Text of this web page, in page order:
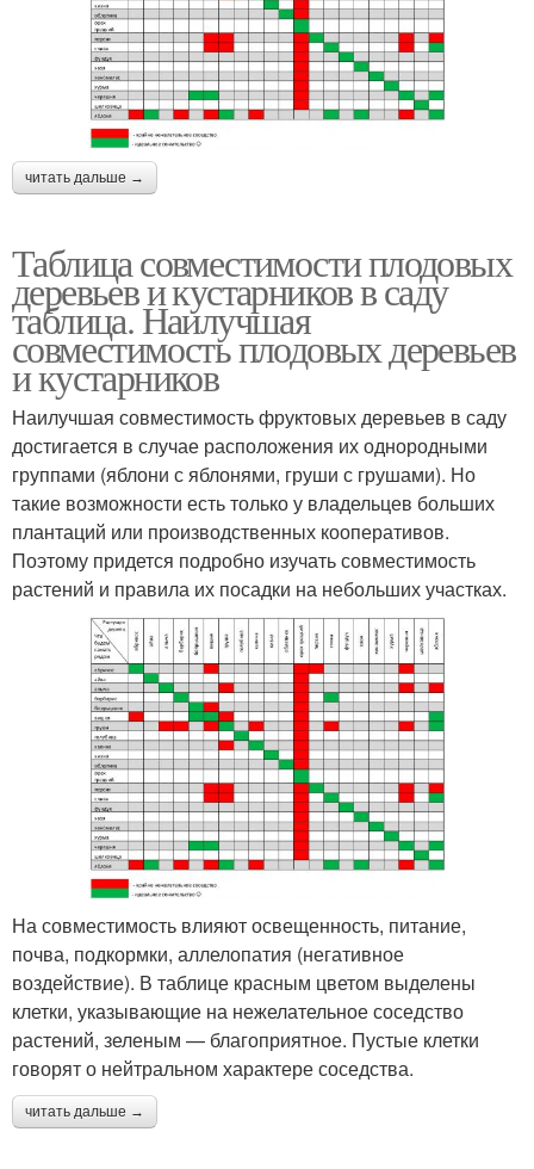
читать дальше →
Таблица совместимости плодовых
деревьев и кустарников в саду
таблица. Наилучшая
совместимость плодовых деревьев
и кустарников
Наилучшая совместимость фруктовых деревьев в саду
достигается в случае расположения их однородными
группами (яблони с яблонями, груши с грушами). Но
такие возможности есть только у владельцев больших
плантаций или производственных кооперативов.
Поэтому придется подробно изучать совместимость
растений и правила их посадки на небольших участках.
На совместимость влияют освещенность, питание,
почва, подкормки, аллелопатия (негативное
воздействие). В таблице красным цветом выделены
клетки, указывающие на нежелательное соседство
растений, зеленым — благоприятное. Пустые клетки
говорят о нейтральном характере соседства.
читать дальше →